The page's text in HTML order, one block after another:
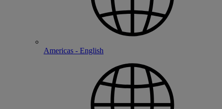
Americas - English